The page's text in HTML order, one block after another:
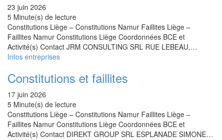
23 juin 2026
5 Minute(s) de lecture
Constitutions Liège – Constitutions Namur Faillites Liège –
Faillites Namur Constitutions Liège Coordonnées BCE et
Activité(s) Contact JRM CONSULTING SRL RUE LEBEAU,…
Infos entreprises
Constitutions et faillites
17 juin 2026
5 Minute(s) de lecture
Constitutions Liège – Constitutions Namur Faillites Liège –
Faillites Namur Constitutions Liège Coordonnées BCE et
Activité(s) Contact DIREKT GROUP SRL ESPLANADE SIMONE…